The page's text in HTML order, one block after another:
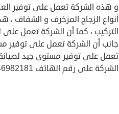
و هذه الشركة تعمل على توفير
أنواع الزجاج المزخرف و الشفاف ،
التركيب ، كما أن الشركة تعمل على
جانب أن الشركة تعمل على توفير
تعمل على توفير مستوى جيد لصيانة
الشركة على رقم الهاتف 0546982181 .